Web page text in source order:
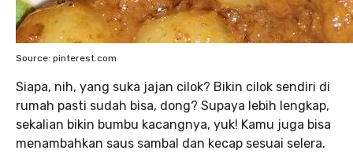
Source: pinterest.com
Siapa, nih, yang suka jajan cilok? Bikin cilok sendiri di
rumah pasti sudah bisa, dong? Supaya lebih lengkap,
sekalian bikin bumbu kacangnya, yuk! Kamu juga bisa
menambahkan saus sambal dan kecap sesuai selera.